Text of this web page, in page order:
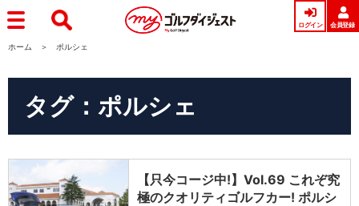
ログイン 会員登録
ホーム ポルシェ
タグ：ポルシェ
【只今コージ中!】Vol.69 これぞ究
極のクオリティゴルフカー! ポルシ